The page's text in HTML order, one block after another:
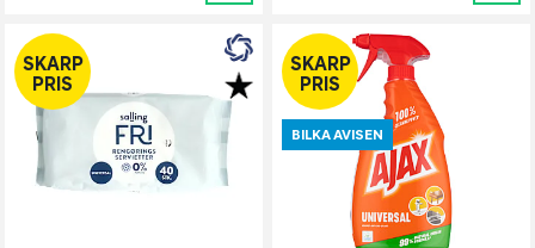
SKARP
PRIS
SKARP
PRIS
BILKA AVISEN